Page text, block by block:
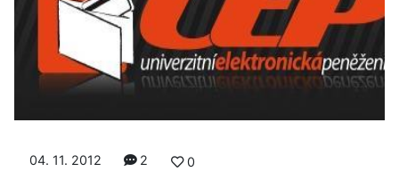
04. 11. 2012 2 0